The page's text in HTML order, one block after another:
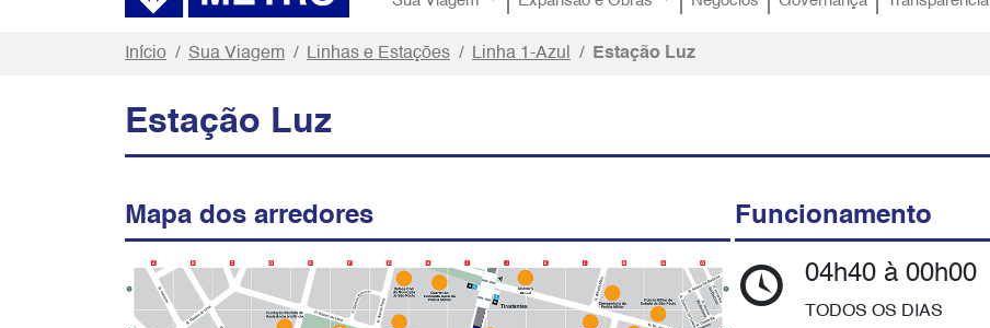
Início Sua Viagem Linhas e Estações Linha 1-Azul Estação Luz
Estação Luz
Mapa dos arredores Funcionamento
04h40 à 00h00
TODOS OS DIAS